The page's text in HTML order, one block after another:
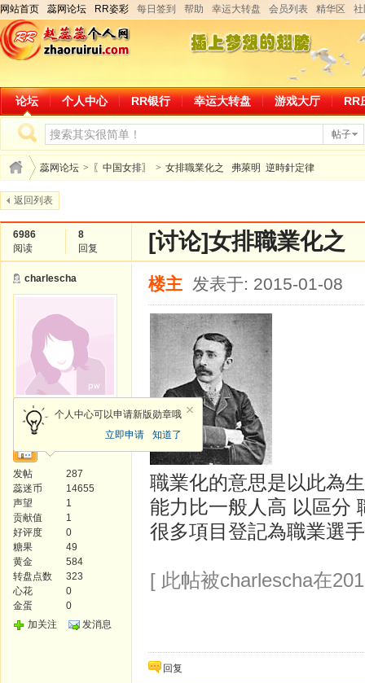
网站首页 蕊网论坛 RR姿彩 每日签到 帮助 幸运大转盘 会员列表 精华区
论坛 个人中心 RR银行 幸运大转盘 游戏大厅 RR
帖子
蕊网论坛 > 〖中国女排〗 > 女排職業化之 弗萊明 逆時針定律
返回列表
6986
阅读
8
回复
[讨论]女排職業化之
charlescha
风云使者
个人中心可以申请新版勋章哦
立即申请
知道了
发帖
287
蕊迷币
14655
声望
1
贡献值
1
好评度
0
糖果
49
黄金
584
转盘点数
323
心花
0
金蛋
0
加关注
发消息
楼主 发表于: 2015-01-08
職業化的意思是以此為生
能力比一般人高 以區分
很多項目登記為職業選
[ 此帖被charlescha在
回复